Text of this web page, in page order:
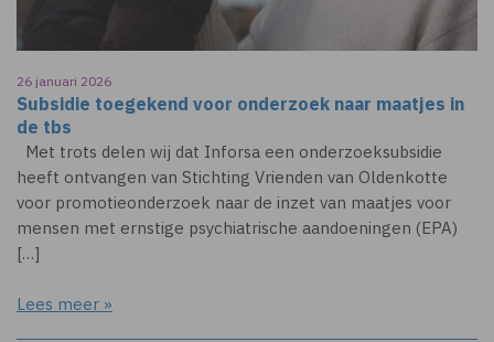
26 januari 2026
Subsidie toegekend voor onderzoek naar maatjes in
de tbs
Met trots delen wij dat Inforsa een onderzoeksubsidie
heeft ontvangen van Stichting Vrienden van Oldenkotte
voor promotieonderzoek naar de inzet van maatjes voor
mensen met ernstige psychiatrische aandoeningen (EPA)
[…]
Lees meer »